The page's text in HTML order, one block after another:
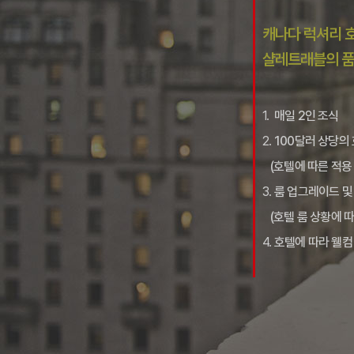
캐나다 럭셔리
샬레트래블의
1. 매일 2인 조식
2. 100달러 상당의
(호텔에 따른 적
3. 룸 업그레이드
(호텔 룸 상황에
4. 호텔에 따라 웰